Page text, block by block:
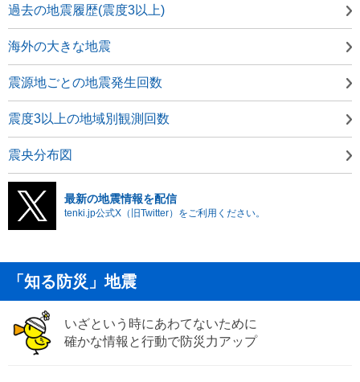
過去の地震履歴(震度3以上)
海外の大きな地震
震源地ごとの地震発生回数
震度3以上の地域別観測回数
震央分布図
最新の地震情報を配信
tenki.jp公式X（旧Twitter）をご利用ください。
「知る防災」地震
いざという時にあわてないために
確かな情報と行動で防災力アップ